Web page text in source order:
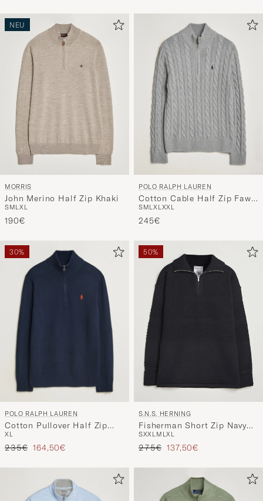
NEU
MORRIS
John Merino Half Zip Khaki
SMLXL
190€
POLO RALPH LAUREN
Cotton Cable Half Zip Fawn
Grey Heather
SMLXLXXL
245€
30%
POLO RALPH LAUREN
Cotton Pullover Half Zip
Hunter Navy
XL
Regulärer Preis
235€ Reduzierter Preis
164,50€
50%
S.N.S. HERNING
Fisherman Short Zip Navy
Blue
SXXLM LXL
Regulärer Preis
275€ Reduzierter Preis
137,50€